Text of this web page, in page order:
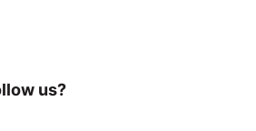
us?